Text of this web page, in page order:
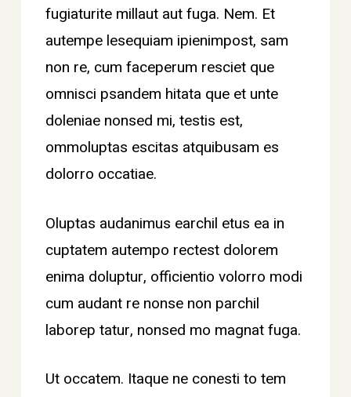
fugiaturite millaut aut fuga. Nem. Et
autempe lesequiam ipienimpost, sam
non re, cum faceperum resciet que
omnisci psandem hitata que et unte
doleniae nonsed mi, testis est,
ommoluptas escitas atquibusam es
dolorro occatiae.
Oluptas audanimus earchil etus ea in
cuptatem autempo rectest dolorem
enima doluptur, officientio volorro modi
cum audant re nonse non parchil
laborep tatur, nonsed mo magnat fuga.
Ut occatem. Itaque ne conesti to tem